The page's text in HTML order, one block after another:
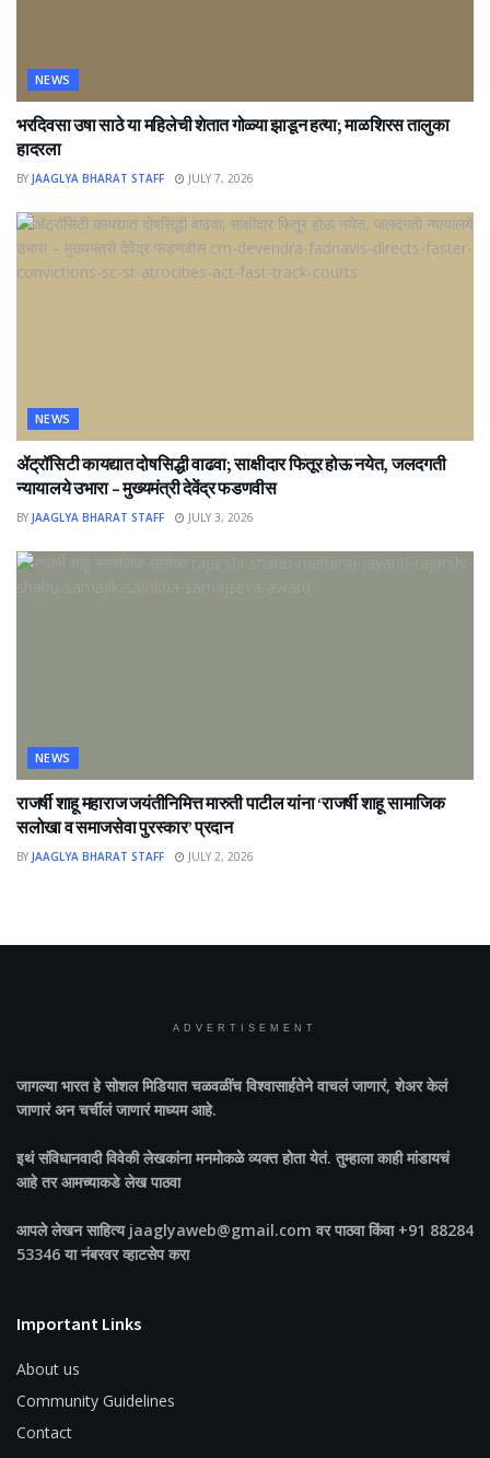
NEWS
भरदिवसा उषा साठे या महिलेची शेतात गोळ्या झाडून हत्या; माळशिरस तालुका
हादरला
BY JAAGLYA BHARAT STAFF JULY 7, 2026
NEWS
ॲट्रॉसिटी कायद्यात दोषसिद्धी वाढवा; साक्षीदार फितूर होऊ नयेत, जलदगती
न्यायालये उभारा – मुख्यमंत्री देवेंद्र फडणवीस
BY JAAGLYA BHARAT STAFF JULY 3, 2026
NEWS
राजर्षी शाहू महाराज जयंतीनिमित्त मारुती पाटील यांना ‘राजर्षी शाहू सामाजिक
सलोखा व समाजसेवा पुरस्कार’ प्रदान
BY JAAGLYA BHARAT STAFF JULY 2, 2026
ADVERTISEMENT
जागल्या भारतहे सोशल मिडियात चळवळींच विश्वासार्हतेने वाचलं जाणारं, शेअर केलं
जाणारं अन चर्चीलं जाणारं माध्यम आहे.
इथं संविधानवादी विवेकी लेखकांना मनमोकळे व्यक्त होता येतं. तुम्हाला काही मांडायचं
आहे तर आमच्याकडे लेख पाठवा
आपले लेखन साहित्य jaaglyaweb@gmail.com वर पाठवा किंवा +91 88284
53346 या नंबरवर व्हाटसेप करा
Important Links
About us
Community Guidelines
Contact